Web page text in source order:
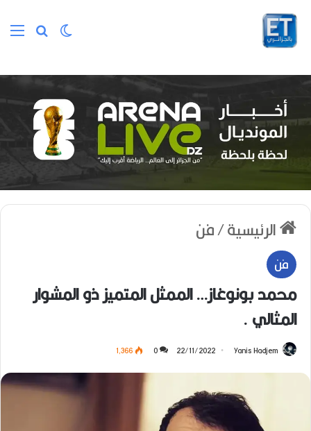
بحث عن
الوضع المظلم
الرئيسية/فن
فن
محمد بونوغاز… الممثل المتميز ذو المشوار
المثالي .
Yanis Hadjem
22/11/2022
0 1٬366